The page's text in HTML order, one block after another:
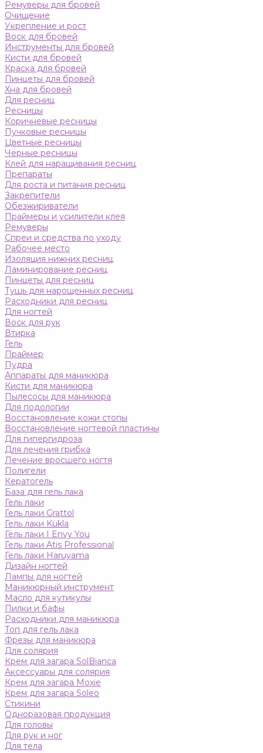
Ремуверы для бровей
Очищение
Укрепление и рост
Воск для бровей
Инструменты для бровей
Кисти для бровей
Краска для бровей
Пинцеты для бровей
Хна для бровей
Для ресниц
Ресницы
Коричневые ресницы
Пучковые ресницы
Цветные ресницы
Черные ресницы
Клей для наращивания ресниц
Препараты
Для роста и питания ресниц
Закрепители
Обезжириватели
Праймеры и усилители клея
Ремуверы
Спреи и средства по уходу
Рабочее место
Изоляция нижних ресниц
Ламинирование ресниц
Пинцеты для ресниц
Тушь для нарощенных ресниц
Расходники для ресниц
Для ногтей
Воск для рук
Втирка
Гель
Праймер
Пудра
Аппараты для маникюра
Кисти для маникюра
Пылесосы для маникюра
Для подологии
Восстановление кожи стопы
Восстановление ногтевой пластины
Для гипергидроза
Для лечения грибка
Лечение вросшего ногтя
Полигели
Кератогель
База для гель лака
Гель лаки
Гель лаки Grattol
Гель лаки Kukla
Гель лаки I Envy You
Гель лаки Atis Professional
Гель лаки Haruyama
Дизайн ногтей
Лампы для ногтей
Маникюрный инструмент
Масло для кутикулы
Пилки и бафы
Расходники для маникюра
Топ для гель лака
Фрезы для маникюра
Для солярия
Крем для загара SolBianca
Аксессуары для солярия
Крем для загара Moxie
Крем для загара Soleo
Стикини
Одноразовая продукция
Для головы
Для рук и ног
Для тела